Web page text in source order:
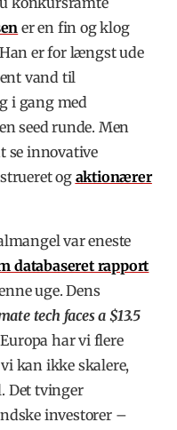
er en fin og klog
er for længst ude
vand til
i gang med
seed runde. Men
se innovative
og aktionærer
var eneste
databaseret rapport
uge. Dens
tech faces a $13.5
har vi flere
kan ikke skalere,
Det tvinger
investorer –